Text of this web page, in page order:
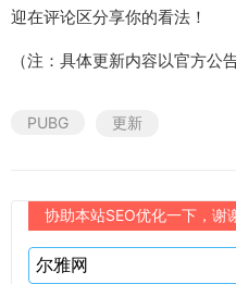
迎在评论区分享你的看法！
（注：具体更新内容以官方公
PUBG 更新
协助本站SEO优化一下，谢